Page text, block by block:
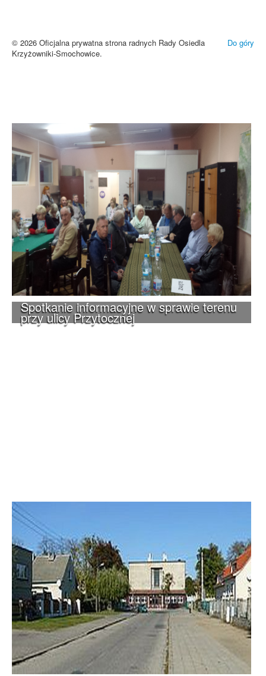
Spotkanie informacyjne w sprawie terenu
przy ulicy Przytocznej
Do góry
© 2026 Oficjalna prywatna strona radnych Rady Osiedla
Krzyżowniki-Smochowice.